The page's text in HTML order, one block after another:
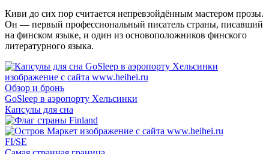
Киви до сих пор считается непревзойдённым мастером прозы.
Он — первый профессиональный писатель страны, писавший
на финском языке, и один из основоположников финского
литературного языка.
Обзор и бронь
GoSleep в аэропорту Хельсинки
Капсулы для сна
FI/SE